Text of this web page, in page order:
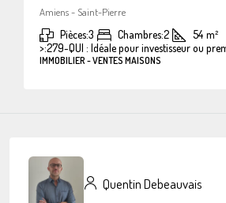
Amiens - Saint-Pierre
Pièces:3 Chambres:2 54 m²
>:279-QUI : Idéale pour investisseur ou
IMMOBILIER - VENTES MAISONS
Quentin Debeauvais